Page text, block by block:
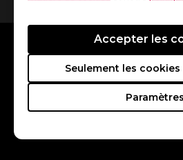
Paramètres
Seulement les
Accepter les